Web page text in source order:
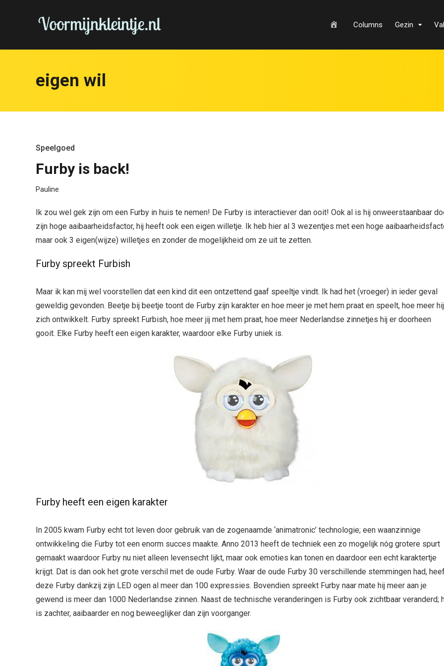
Columns Gezin
eigen wil
Speelgoed
Furby is back!
Pauline
Ik zou wel gek zijn om een Furby in huis te nemen! De Furby is interactiever dan ooit! Ook al is hij onweerstaanbaar
zijn hoge aaibaarheidsfactor, hij heeft ook een eigen willetje. Ik heb hier al 3 wezentjes met een hoge
maar ook 3 eigen(wijze) willetjes en zonder de mogelijkheid om ze uit te zetten.
Furby spreekt Furbish
Maar ik kan mij wel voorstellen dat een kind dit een ontzettend gaaf speeltje vindt. Ik had het (vroeger) in ieder geval
geweldig gevonden. Beetje bij beetje toont de Furby zijn karakter en hoe meer je met hem praat en speelt, hoe meer hij
zich ontwikkelt. Furby spreekt Furbish, hoe meer jij met hem praat, hoe meer Nederlandse zinnetjes hij er doorheen
gooit. Elke Furby heeft een eigen karakter, waardoor elke Furby uniek is.
Furby heeft een eigen karakter
In 2005 kwam Furby echt tot leven door gebruik van de zogenaamde ‘animatronic’ technologie; een waanzinnige
ontwikkeling die Furby tot een enorm succes maakte. Anno 2013 heeft de techniek een zo mogelijk nóg grotere spurt
gemaakt waardoor Furby nu niet alleen levensecht lijkt, maar ook emoties kan tonen en daardoor een echt karaktertje
krijgt. Dat is dan ook het grote verschil met de oude Furby. Waar de oude Furby 30 verschillende stemmingen had,
deze Furby dankzij zijn LED ogen al meer dan 100 expressies. Bovendien spreekt Furby naar mate hij meer aan je
gewend is meer dan 1000 Nederlandse zinnen. Naast de technische veranderingen is Furby ook zichtbaar veranderd;
is zachter, aaibaarder en nog beweeglijker dan zijn voorganger.